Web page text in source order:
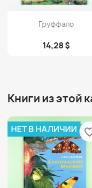
Просмотр
Груффало
14,28 $
Книги из этой
НЕТ В НАЛИЧИИ